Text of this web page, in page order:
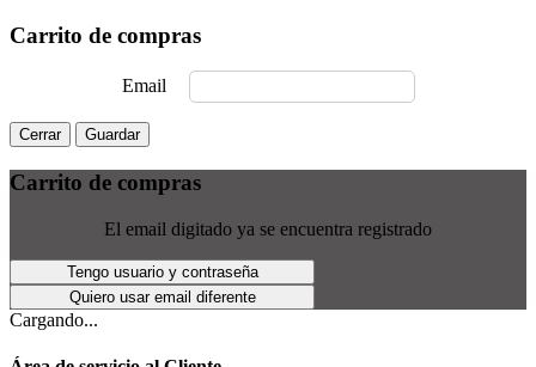
Carrito de compras
Email
Cerrar Guardar
Carrito de compras
El email digitado ya se encuentra registrado
Tengo usuario y contraseña
Quiero usar email diferente
Cargando...